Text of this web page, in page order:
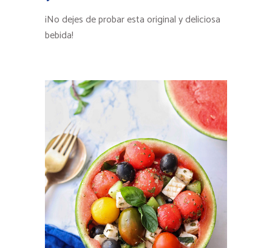
¡No dejes de probar esta original y deliciosa
bebida!